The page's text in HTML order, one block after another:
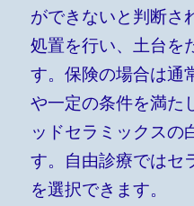
ができないと判断さ
処置を行い、土台を
す。保険の場合は通
や一定の条件を満た
ッドセラミックスの
す。自由診療ではセ
を選択できます。